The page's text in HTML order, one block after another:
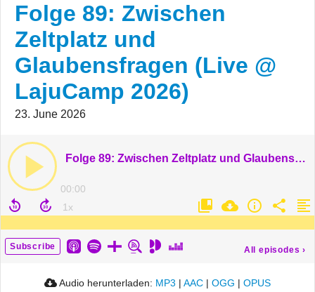
Folge 89: Zwischen
Zeltplatz und
Glaubensfragen (Live @
LajuCamp 2026)
23. June 2026
Folge 89: Zwischen Zeltplatz und Glaubensfragen (Live @ LajuCamp 2026)
00:00
Subscribe All episodes ›
Audio herunterladen: MP3 | AAC | OGG | OPUS